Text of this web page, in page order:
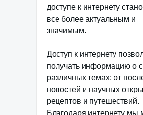
доступе к интернету
все более актуальным и
значимым.
Доступ к интернету
получать информацию о
различных темах: от
новостей и научных
рецептов и путешествий.
Благодаря интернету мы